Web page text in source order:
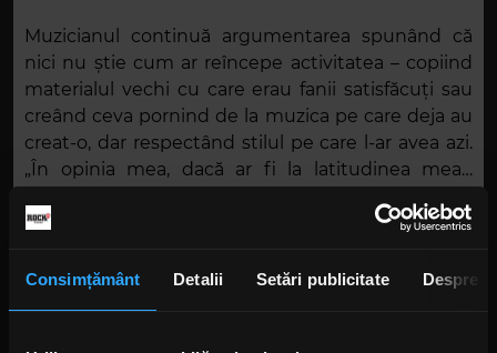
Consimțământ Detalii Setări publicitate Despre
Muzicianul continuă argumentarea spunând că
nici nu știe cum ar reîncepe activitatea – copiind
materialul vechi cu care erau fanii satisfăcuți sau
creând ceva pornind de la muzica pe care deja au
creat-o, dar respectând stilul pe care l-ar avea azi.
„În opinia mea, dacă ar fi la latitudinea mea…
Emperor
în întregime și am scris tot, dacă ar fi
ar avea un logo diferit”.